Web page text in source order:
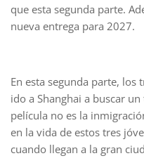
que esta segunda parte.
nueva entrega para 2027.
En esta segunda parte, los
ido a Shanghai a buscar
película no es la
en la vida de estos tres
cuando llegan a la gran